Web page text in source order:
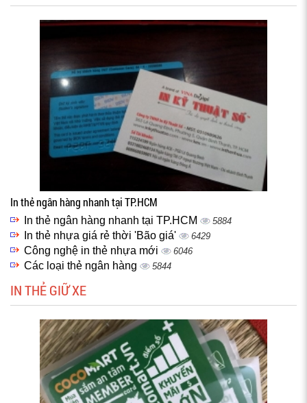
In thẻ ngân hàng nhanh tại TP.HCM
In thẻ ngân hàng nhanh tại TP.HCM 5884
In thẻ nhựa giá rẻ thời 'Bão giá' 6429
Công nghệ in thẻ nhựa mới 6046
Các loại thẻ ngân hàng 5844
IN THẺ GIỮ XE